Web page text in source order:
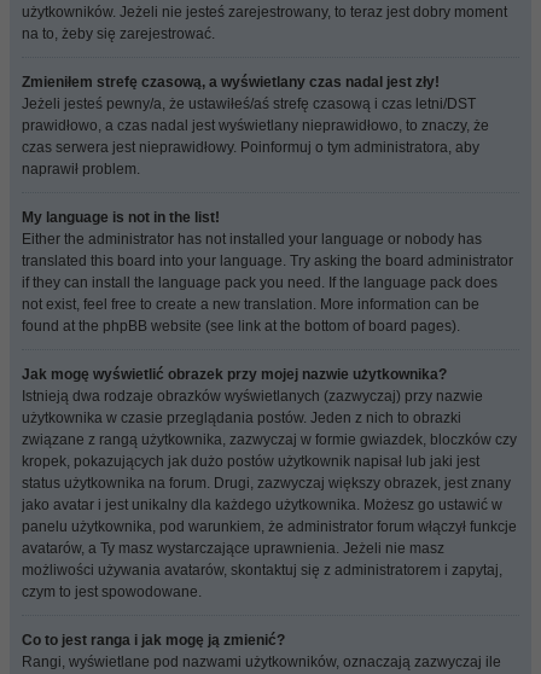
użytkowników. Jeżeli nie jesteś zarejestrowany, to teraz jest dobry moment
na to, żeby się zarejestrować.
Zmieniłem strefę czasową, a wyświetlany czas nadal jest zły!
Jeżeli jesteś pewny/a, że ustawiłeś/aś strefę czasową i czas letni/DST
prawidłowo, a czas nadal jest wyświetlany nieprawidłowo, to znaczy, że
czas serwera jest nieprawidłowy. Poinformuj o tym administratora, aby
naprawił problem.
My language is not in the list!
Either the administrator has not installed your language or nobody has
translated this board into your language. Try asking the board administrator
if they can install the language pack you need. If the language pack does
not exist, feel free to create a new translation. More information can be
found at the phpBB website (see link at the bottom of board pages).
Jak mogę wyświetlić obrazek przy mojej nazwie użytkownika?
Istnieją dwa rodzaje obrazków wyświetlanych (zazwyczaj) przy nazwie
użytkownika w czasie przeglądania postów. Jeden z nich to obrazki
związane z rangą użytkownika, zazwyczaj w formie gwiazdek, bloczków czy
kropek, pokazujących jak dużo postów użytkownik napisał lub jaki jest
status użytkownika na forum. Drugi, zazwyczaj większy obrazek, jest znany
jako avatar i jest unikalny dla każdego użytkownika. Możesz go ustawić w
panelu użytkownika, pod warunkiem, że administrator forum włączył funkcje
avatarów, a Ty masz wystarczające uprawnienia. Jeżeli nie masz
możliwości używania avatarów, skontaktuj się z administratorem i zapytaj,
czym to jest spowodowane.
Co to jest ranga i jak mogę ją zmienić?
Rangi, wyświetlane pod nazwami użytkowników, oznaczają zazwyczaj ile